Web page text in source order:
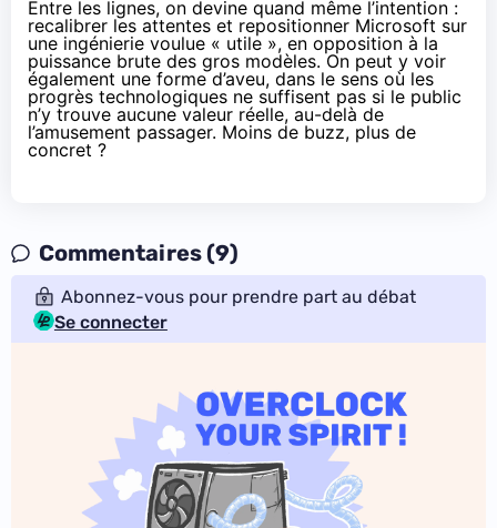
Entre les lignes, on devine quand même l’intention :
recalibrer les attentes et repositionner Microsoft sur
une ingénierie voulue « utile », en opposition à la
puissance brute des gros modèles. On peut y voir
également une forme d’aveu, dans le sens où les
progrès technologiques ne suffisent pas si le public
n’y trouve aucune valeur réelle, au-delà de
l’amusement passager. Moins de buzz, plus de
concret ?
Commentaires (9)
Abonnez-vous pour prendre part au débat
Se connecter